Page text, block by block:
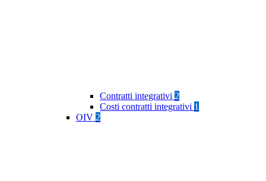
Contratti integrativi 2
Costi contratti integrativi 1
OIV 2